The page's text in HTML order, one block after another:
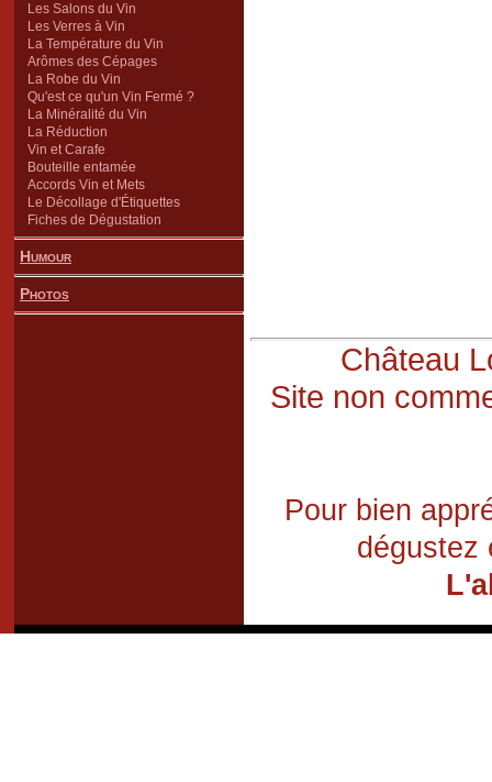
Les Salons du Vin
Les Verres à Vin
La Température du Vin
Arômes des Cépages
La Robe du Vin
Qu'est ce qu'un Vin Fermé ?
La Minéralité du Vin
La Réduction
Vin et Carafe
Bouteille entamée
Accords Vin et Mets
Le Décollage d'Étiquettes
Fiches de Dégustation
Humour
Photos
Château
Site non
Pour bien
dégustez